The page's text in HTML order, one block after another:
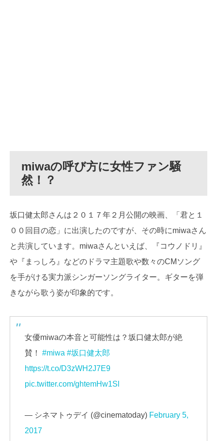
miwaの呼び方に女性ファン騒
然！？
坂口健太郎さんは２０１７年２月公開の映画、「君と１
００回目の恋」に出演したのですが、その時にmiwaさん
と共演しています。miwaさんといえば、『コウノドリ』
や『まっしろ』などのドラマ主題歌や数々のCMソング
を手がける実力派シンガーソングライター。ギターを弾
きながら歌う姿が印象的です。
女優miwaの本音と可能性は？坂口健太郎が絶
賛！ #miwa #坂口健太郎
https://t.co/D3zWH2J7E9
pic.twitter.com/ghtemHw1Sl
— シネマトゥデイ (@cinematoday) February 5,
2017